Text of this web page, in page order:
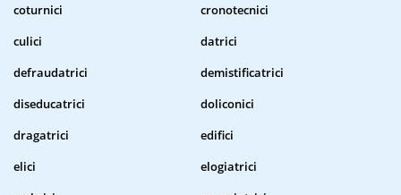
coturnici
cronotecnici
culici
datrici
defraudatrici
demistificatrici
diseducatrici
doliconici
dragatrici
edifici
elici
elogiatrici